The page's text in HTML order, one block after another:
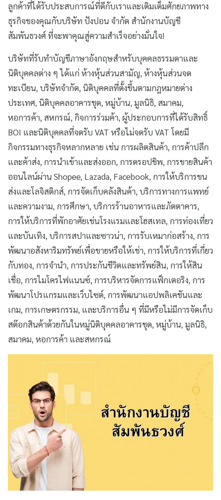
ลูกค้าที่ได้รับประสบการณ์ที่ดีกับเราและเติมเต็มศักยภาพทาง
ธุรกิจของคุณกับบริษัท ปังปอน จำกัด สำนักงานบัญชี
สัมพันธวงศ์ ที่จะพาคุณสู่ความสำเร็จอย่างมั่นใจ!
บริษัทที่รับทำบัญชีภาษาอังกฤษสำหรับบุคคลธรรมดาและ
นิติบุคคลต่าง ๆ ได้แก่ ห้างหุ้นส่วนสามัญ, ห้างหุ้นส่วนจด
ทะเบียน, บริษัทจำกัด, นิติบุคคลที่ตั้งขึ้นตามกฎหมายต่าง
ประเทศ, นิติบุคคลอาคารชุด, หมู่บ้าน, มูลนิธิ, สมาคม,
หอการค้า, สหกรณ์, กิจการร่วมค้า, ผู้ประกอบการที่ได้รับสิทธิ์
BOI และนิติบุคคลที่จดรับ VAT หรือไม่จดรับ VAT โดยมี
กิจกรรมทางธุรกิจหลากหลาย เช่น การผลิตสินค้า, การค้าปลีก
และค้าส่ง, การนำเข้าและส่งออก, การดรอปชิพ, การขายสินค้า
ออนไลน์ผ่าน Shopee, Lazada, Facebook, การให้บริการขน
ส่งและโลจิสติกส์, การจัดเก็บคลังสินค้า, บริการทางการแพทย์
และความงาม, การศึกษา, บริการร้านอาหารและภัตตาคาร,
การให้บริการที่พักอาศัยเช่นโรงแรมและโฮสเทล, การท่องเที่ยว
และบันเทิง, บริการสปาและซาวน่า, การรับเหมาก่อสร้าง, การ
พัฒนาอสังหาริมทรัพย์เพื่อขายหรือให้เช่า, การให้บริการที่เกี่ยว
กับทอง, การจำนำ, การประกันชีวิตและทรัพย์สิน, การให้สิน
เชื่อ, การไมโครไฟแนนซ์, การบริหารจัดการแฟ็กเตอริง, การ
พัฒนาโปรแกรมและเว็บไซต์, การพัฒนาแอปพลิเคชันและ
เกม, การเกษตรกรรม, และบริการอื่น ๆ ที่มีหรือไม่มีการจัดเก็บ
สต๊อกสินค้าด้วยกันในหมู่นิติบุคคลอาคารชุด, หมู่บ้าน, มูลนิธิ,
สมาคม, หอการค้า และสหกรณ์